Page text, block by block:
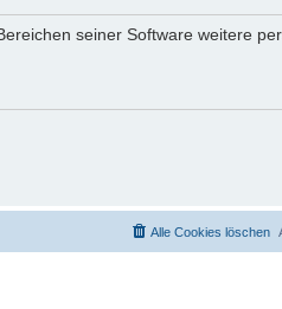
seiner Software weitere
Alle Cookies löschen